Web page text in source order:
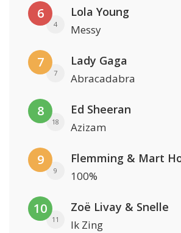
6
4
Lola Young
Messy
7
7
Lady Gaga
Abracadabra
8
18
Ed Sheeran
Azizam
9
9
Flemming & Mart
100%
10
11
Zoë Livay & Snelle
Ik Zing